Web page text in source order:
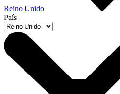
Reino Unido
País